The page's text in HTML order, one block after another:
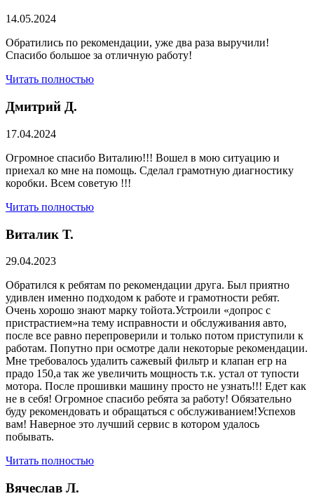
14.05.2024
Обратились по рекомендации, уже два раза выручили!
Спасибо большое за отличную работу!
Читать полностью
Дмитрий Д.
17.04.2024
Огромное спасибо Виталию!!! Вошел в мою ситуацию и
приехал ко мне на помощь. Сделал грамотную диагностику
коробки. Всем советую !!!
Читать полностью
Виталик Т.
29.04.2023
Обратился к ребятам по рекомендации друга. Был приятно
удивлен именно подходом к работе и грамотности ребят.
Очень хорошо знают марку тойота.Устроили «допрос с
пристрастием»на тему исправности и обслуживания авто,
после все равно перепроверили и только потом приступили к
работам. Попутно при осмотре дали некоторые рекомендации.
Мне требовалось удалить сажевый фильтр и клапан егр на
прадо 150,а так же увеличить мощность т.к. устал от тупости
мотора. После прошивки машину просто не узнать!!! Едет как
не в себя! Огромное спасибо ребята за работу! Обязательно
буду рекомендовать и обращаться с обслуживанием!Успехов
вам! Наверное это лучший сервис в котором удалось
побывать.
Читать полностью
Вячеслав Л.